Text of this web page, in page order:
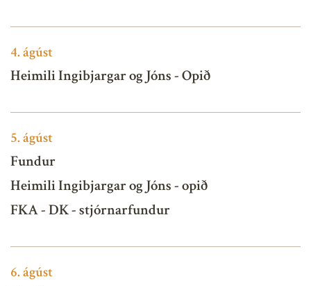
4.ágúst
Heimili Ingibjargar og Jóns - Opið
5.ágúst
Fundur
Heimili Ingibjargar og Jóns - opið
FKA - DK - stjórnarfundur
6.ágúst